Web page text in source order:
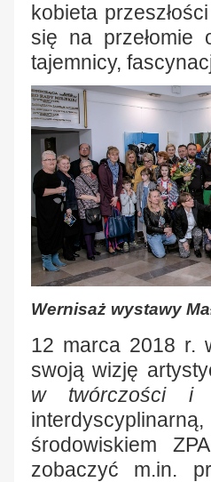
kobieta
się na przełomie
tajemnicy,
Wernisaż wystawy
12 marca 2018 r.
swoją wizję
w twórczości i
środowiskiem
zobaczyć m.in.